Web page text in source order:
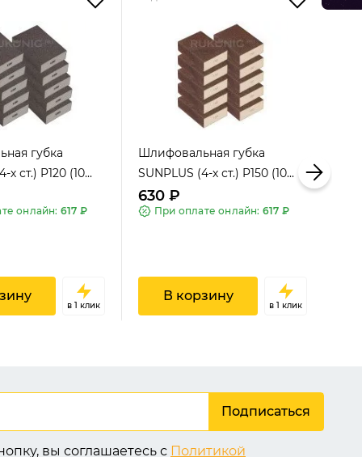
Добавить отзыв
губка
х ст.) P120 (10...
онлайн: 617 ₽
в 1 клик
Шлифовальная губка
SUNPLUS (4-х ст.) P150 (10...
630 ₽
При оплате онлайн: 617 ₽
В корзину
в 1 клик
Подписаться
вы соглашаетесь с Политикой